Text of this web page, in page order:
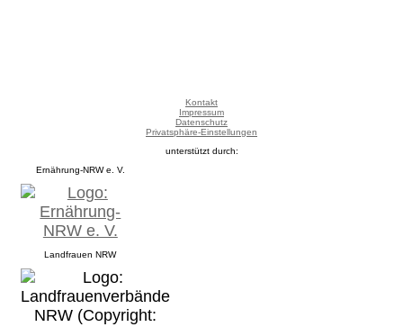
Kontakt
Impressum
Datenschutz
Privatsphäre-Einstellungen
unterstützt durch:
Ernährung-NRW e. V.
Landfrauen NRW